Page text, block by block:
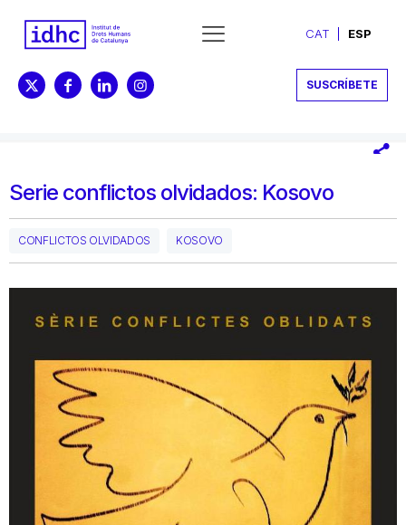
CAT ESP
SUSCRÍBETE
Serie conflictos olvidados: Kosovo
CONFLICTOS OLVIDADOS KOSOVO